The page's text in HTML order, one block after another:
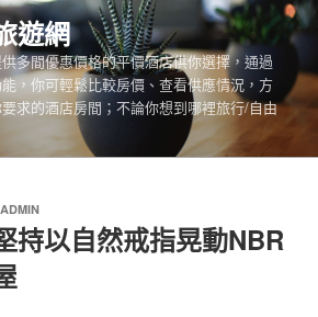
遊網
多間優惠價格的平價酒店供你選擇，通過
，你可輕鬆比較房價、查看供應情況，方
求的酒店房間；不論你想到哪裡旅行/自由
ADMIN
持以自然戒指晃動NBR